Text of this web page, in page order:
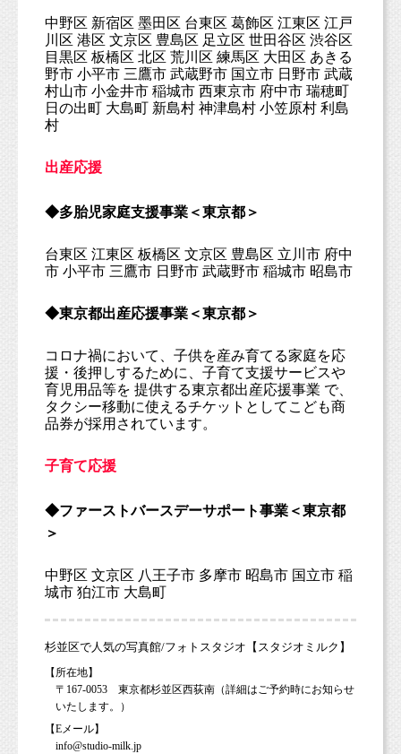
中野区 新宿区 墨田区 台東区 葛飾区 江東区 江戸
川区 港区 文京区 豊島区 足立区 世田谷区 渋谷区
目黒区 板橋区 北区 荒川区 練馬区 大田区 あきる
野市 小平市 三鷹市 武蔵野市 国立市 日野市 武蔵
村山市 小金井市 稲城市 西東京市 府中市 瑞穂町
日の出町 大島町 新島村 神津島村 小笠原村 利島
村
出産応援
◆多胎児家庭支援事業＜東京都＞
台東区 江東区 板橋区 文京区 豊島区 立川市 府中
市 小平市 三鷹市 日野市 武蔵野市 稲城市 昭島市
◆東京都出産応援事業＜東京都＞
コロナ禍において、子供を産み育てる家庭を応
援・後押しするために、子育て支援サービスや
育児用品等を 提供する東京都出産応援事業 で、
タクシー移動に使えるチケットとしてこども商
品券が採用されています。
子育て応援
◆ファーストバースデーサポート事業＜東京都
＞
中野区 文京区 八王子市 多摩市 昭島市 国立市 稲
城市 狛江市 大島町
杉並区で人気の写真館/フォトスタジオ【スタジオミルク】
【所在地】
〒167-0053 東京都杉並区西荻南（詳細はご予約時にお知らせ
いたします。）
【Eメール】
info@studio-milk.jp